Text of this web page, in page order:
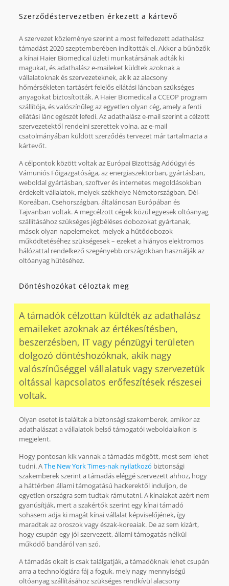
Szerződéstervezetben érkezett a kártevő
A szervezet közleménye szerint a most felfedezett adathalász
támadást 2020 szeptemberében indították el. Akkor a bűnözők
a kínai Haier Biomedical üzleti munkatársának adták ki
magukat, és adathalász e-maileket küldtek azoknak a
vállalatoknak és szervezeteknek, akik az alacsony
hőmérsékleten tartásért felelős ellátási láncban szükséges
anyagokat biztosították. A Haier Biomedical a CCEOP program
szállítója, és valószínűleg az egyetlen olyan cég, amely a fenti
ellátási lánc egészét lefedi. Az adathalász e-mail szerint a célzott
szervezetektől rendelni szerettek volna, az e-mail
csatolmányában küldött szerződés tervezet már tartalmazta a
kártevőt.
A célpontok között voltak az Európai Bizottság Adóügyi és
Vámuniós Főigazgatósága, az energiaszektorban, gyártásban,
weboldal gyártásban, szoftver és internetes megoldásokban
érdekelt vállalatok, melyek székhelye Németországban, Dél-
Koreában, Csehországban, általánosan Európában és
Tajvanban voltak. A megcélzott cégek közül egyesek oltóanyag
szállításához szükséges jégbéléses dobozokat gyártanak,
mások olyan napelemeket, melyek a hűtődobozok
működtetéséhez szükségesek – ezeket a hiányos elektromos
hálózattal rendelkező szegényebb országokban használják az
oltóanyag hűtéséhez.
Döntéshozókat céloztak meg
A támadók célzottan küldték az adathalász
emaileket azoknak az értékesítésben,
beszerzésben, IT vagy pénzügyi területen
dolgozó döntéshozóknak, akik nagy
valószínűséggel vállalatuk vagy szervezetük
oltással kapcsolatos erőfeszítések részesei
voltak.
Olyan esetet is találtak a biztonsági szakemberek, amikor az
adathalászat a vállalatok belső támogatói weboldalaikon is
megjelent.
Hogy pontosan kik vannak a támadás mögött, most sem lehet
tudni. AThe New York Times-nak nyilatkozó biztonsági
szakemberek szerint a támadás eléggé szervezett ahhoz, hogy
a háttérben állami támogatású hackerektől induljon, de
egyetlen országra sem tudtak rámutatni. A kínaiakat azért nem
gyanúsítják, mert a szakértők szerint egy kínai támadó
sohasem adja ki magát kínai vállalat képviselőjének, így
maradtak az oroszok vagy észak-koreaiak. De az sem kizárt,
hogy csupán egy jól szervezett, állami támogatás nélkül
működő bandáról van szó.
A támadás okait is csak találgatják, a támadóknak lehet csupán
arra a technológiára fáj a foguk, mely nagy mennyiségű
oltóanyag szállításához szükséges rendkívül alacsony